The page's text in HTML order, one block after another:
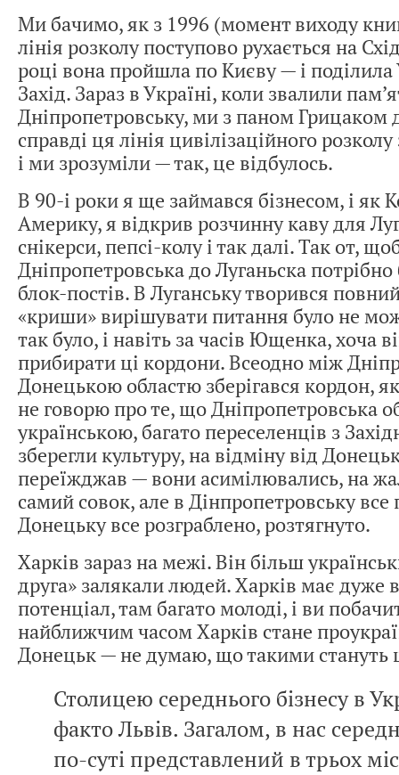
Ми бачимо, як з 1996 (момент виходу
лінія розколу поступово рухається на
році вона пройшла по Києву — і поділила
Захід. Зараз в Україні, коли звалили
Дніпропетровську, ми з паном Грицаком
справді ця лінія цивілізаційного
і ми зрозуміли — так, це відбулось.
В 90-і роки я ще займався бізнесом, і як
Америку, я відкрив розчинну каву для
снікерси, пепсі-колу і так далі. Так от,
Дніпропетровська до Луганьска
блок-постів. В Луганську творився
«криши» вирішувати питання було не
так було, і навіть за часів Ющенка, хоча
прибирати ці кордони. Всеодно між
Донецькою областю зберігався кордон,
не говорю про те, що Дніпропетровська
українською, багато переселенців з
зберегли культуру, на відміну від
переїжджав — вони асимілювались, на
самий совок, але в Дінпропетровську
Донецьку все розграблено, розтягнуто.
Харків зараз на межі. Він більш
друга» залякали людей. Харків має дуже
потенціал, там багато молоді, і ви
найближчим часом Харків стане
Донецьк — не думаю, що такими стануть
Столицею середнього бізнесу в
факто Львів. Загалом, в нас
по-суті представлений в трьох